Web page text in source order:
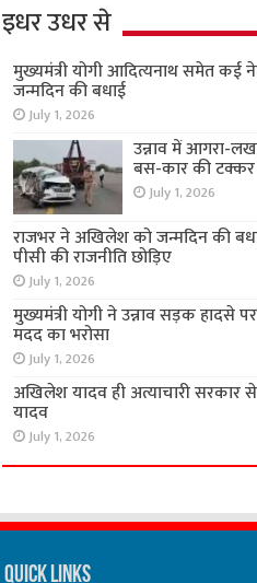
इधर उधर से
मुख्यमंत्री योगी आदित्यनाथ समेत
जन्मदिन की बधाई
July 1, 2026
उन्नाव में आगरा-
बस-कार की
July 1, 2026
राजभर ने अखिलेश को जन्मदिन की
पीसी की राजनीति छोड़िए
July 1, 2026
मुख्यमंत्री योगी ने उन्नाव सड़क हादसे
मदद का भरोसा
July 1, 2026
अखिलेश यादव ही अत्याचारी सरकार
यादव
July 1, 2026
Quick Links